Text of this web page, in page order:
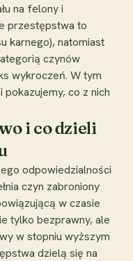
na felony i
przestępstwa to
karnego), natomiast
czynów
wykroczeń. W tym
co z nich
i co dzieli
odpowiedzialności
czyn zabroniony
w czasie
tylko bezprawny, ale
w stopniu wyższym
dzielą się na